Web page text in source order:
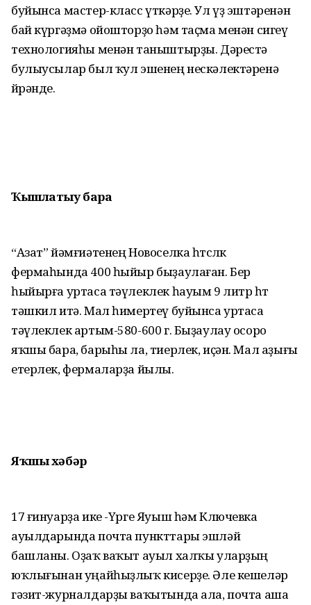
буйынса мастер-класс үткәрҙе. Ул үҙ эштәренән
бай күргәҙмә ойошторҙо һәм таҫма менән сигеү
технологияһы менән таныштырҙы. Дәрестә
булыусылар был ҡул эшенең нескәлектәренә
өйрәнде.
Ҡышлатыу бара
“Азат” йәмғиәтенең Новоселка һөтсөлөк
фермаһында 400 һыйыр быҙаулаған. Бер
һыйырға уртаса тәүлеклек һауым 9 литр һөт
тәшкил итә. Мал һимертеү буйынса уртаса
тәүлеклек артым-580-600 г. Быҙаулау осоро
яҡшы бара, барыһы ла, тиерлек, иҫән. Мал аҙығы
етерлек, фермаларҙа йылы.
Яҡшы хәбәр
17 ғинуарҙа ике -Үрге Яуыш һәм Ключевка
ауылдарында почта пункттары эшләй
башланы. Оҙаҡ ваҡыт ауыл халҡы уларҙың
юҡлығынан уңайһыҙлыҡ кисерҙе. Әле кешеләр
гәзит-журналдарҙы ваҡытында ала, почта аша